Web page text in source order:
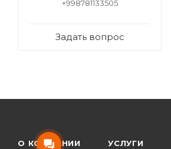
+998781133505
Задать вопрос
О КОМПАНИИ УСЛУГИ